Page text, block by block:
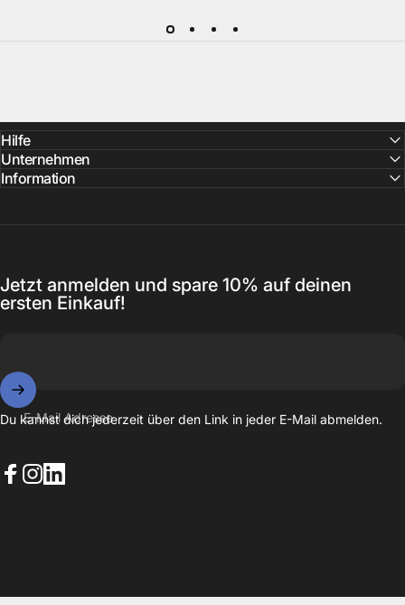
Hilfe
Unternehmen
Information
Jetzt anmelden und spare 10% auf deinen
ersten Einkauf!
E-Mail Adresse
Du kannst dich jederzeit über den Link in jeder E-Mail abmelden.